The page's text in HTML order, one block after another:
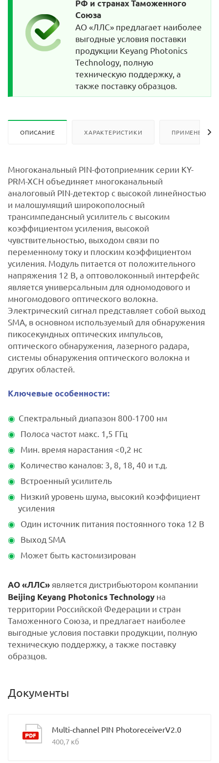
РФ и странах Таможенного
Союза
АО «ЛЛС» предлагает наиболее
выгодные условия поставки
продукции Keyang Photonics
Technology, полную
техническую поддержку, а
также поставку образцов.
ОПИСАНИЕ ХАРАКТЕРИСТИКИ ПРИМЕНЕНИЕ
Многоканальный PIN-фотоприемник серии KY-
PRM-XCH объединяет многоканальный
аналоговый PIN-детектор с высокой линейностью
и малошумящий широкополосный
трансимпедансный усилитель с высоким
коэффициентом усиления, высокой
чувствительностью, выходом связи по
переменному току и плоским коэффициентом
усиления. Модуль питается от положительного
напряжения 12 В, а оптоволоконный интерфейс
является универсальным для одномодового и
многомодового оптического волокна.
Электрический сигнал представляет собой выход
SMA, в основном используемый для обнаружения
пикосекундных оптических импульсов,
оптического обнаружения, лазерного радара,
системы обнаружения оптического волокна и
других областей.
Ключевые особенности:
Спектральный диапазон 800-1700 нм
Полоса частот макс. 1,5 ГГц
Мин. время нарастания <0,2 нс
Количество каналов: 3, 8, 18, 40 и т.д.
Встроенный усилитель
Низкий уровень шума, высокий коэффициент
усиления
Один источник питания постоянного тока 12 В
Выход SMA
Может быть кастомизирован
АО «ЛЛС» является дистрибьютором компании
Beijing Keyang Photonics Technology на
территории Российской Федерации и стран
Таможенного Союза, и предлагает наиболее
выгодные условия поставки продукции, полную
техническую поддержку, а также поставку
образцов.
Документы
Multi-channel PIN PhotoreceiverV2.0
400,7 кб